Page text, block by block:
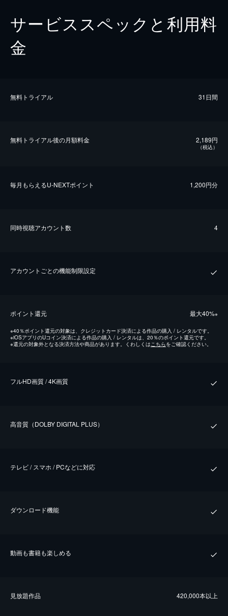
サービススペックと利用料
金
無料トライアル 31日間
無料トライアル後の⽉額料金 2,189円
（税込）
毎⽉もらえるU-NEXTポイント 1,200円分
同時視聴アカウント数 4
アカウントごとの機能制限設定
ポイント還元 最⼤40%※
※40％ポイント還元の対象は、クレジットカード決済による作品の購入 / レンタルです。
※iOSアプリのUコイン決済による作品の購入 / レンタルは、20％のポイント還元です。
※還元の対象外となる決済方法や商品があります。くわしくはこちらをご確認ください。
フルHD画質 / 4K画質
⾼⾳質（DOLBY DIGITAL PLUS）
テレビ / スマホ / PCなどに対応
ダウンロード機能
動画も書籍も楽しめる
⾒放題作品 420,000本以上